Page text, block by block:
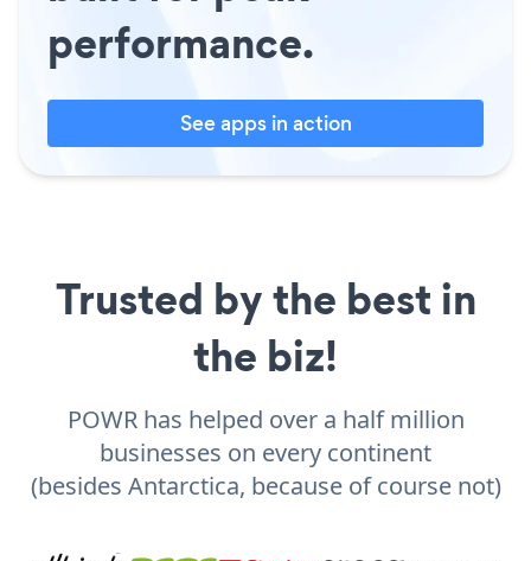
performance.
See apps in action
Trusted by the best in
the biz!
POWR has helped over a half million
businesses on every continent
(besides Antarctica, because of course not)